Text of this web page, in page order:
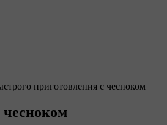
приготовления с чесноком